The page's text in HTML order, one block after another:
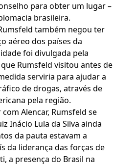
para obter um lugar –
brasileira.
também negou ter
aéreo dos países da
foi divulgada pela
Rumsfeld visitou antes de
serviria para ajudar a
de drogas, através de
pela região.
Alencar, Rumsfeld se
Inácio Lula da Silva ainda
da pauta estavam a
da liderança das forças de
a presença do Brasil na